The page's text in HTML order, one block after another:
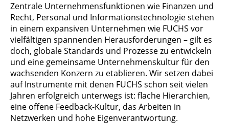
Zentrale Unternehmensfunktionen wie Finanzen und
Recht, Personal und Informationstechnologie stehen
in einem expansiven Unternehmen wie FUCHS vor
vielfältigen spannenden Herausforderungen – gilt es
doch, globale Standards und Prozesse zu entwickeln
und eine gemeinsame Unternehmenskultur für den
wachsenden Konzern zu etablieren. Wir setzen dabei
auf Instrumente mit denen FUCHS schon seit vielen
Jahren erfolgreich unterwegs ist: flache Hierarchien,
eine offene Feedback-Kultur, das Arbeiten in
Netzwerken und hohe Eigenverantwortung.